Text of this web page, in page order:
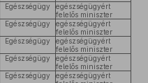
Egészségügy
egészségügyért
felelős miniszter
Egészségügy
egészségügyért
felelős miniszter
Egészségügy
egészségügyért
felelős miniszter
Egészségügy
egészségügyért
felelős miniszter
Egészségügy
egészségügyért